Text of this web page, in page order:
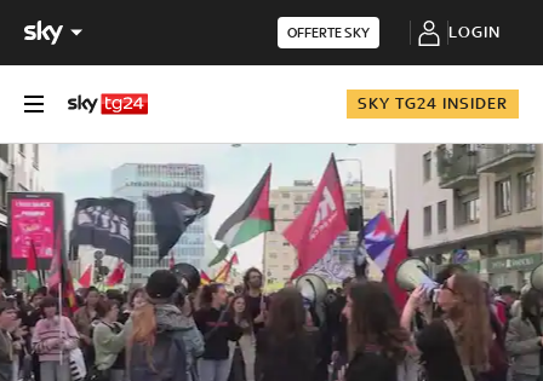
OFFERTE SKY LOGIN
SKY TG24 INSIDER